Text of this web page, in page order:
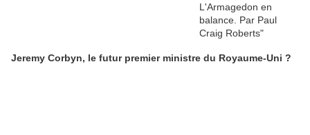
Jeremy Corbyn, le futur premier ministre du Royaume-Uni ?